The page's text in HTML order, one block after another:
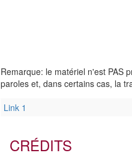
Remarque: le matériel n'est PAS
paroles et, dans certains cas, la
Link 1
CRÉDITS